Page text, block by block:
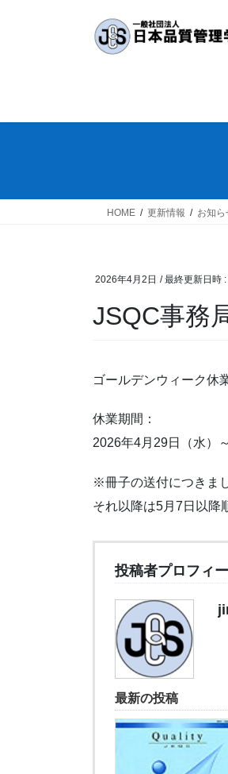
ス
ン
HOME 更新情報 お知ら
2026年4月2日 / 最終更新日時 :
JSQC事務
ゴールデンウィーク休
休業期間：
2026年4月29日（水）
※冊子の送付につきま
それ以降は5月7日以降
投稿者プロフィ
最新の投稿